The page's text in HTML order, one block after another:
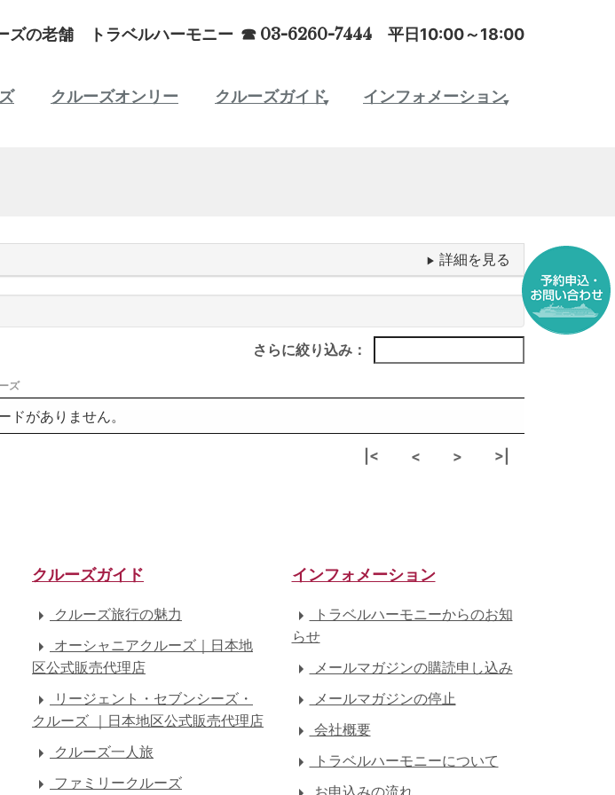
ズの老舗 トラベルハーモニー ☎ 03-6260-7444 平日10:00～18:00
クルーズオンリー クルーズガイド インフォメーション
さらに絞り込み：
ズ
ドがありません。
|< < > >|
クルーズガイド
クルーズ旅行の魅力
オーシャニアクルーズ｜日本地
区公式販売代理店
リージェント・セブンシーズ・
クルーズ ｜日本地区公式販売代理店
クルーズ一人旅
ファミリークルーズ
インフォメーション
トラベルハーモニーからのお知
らせ
メールマガジンの購読申し込み
メールマガジンの停止
会社概要
トラベルハーモニーについて
お申込みの流れ